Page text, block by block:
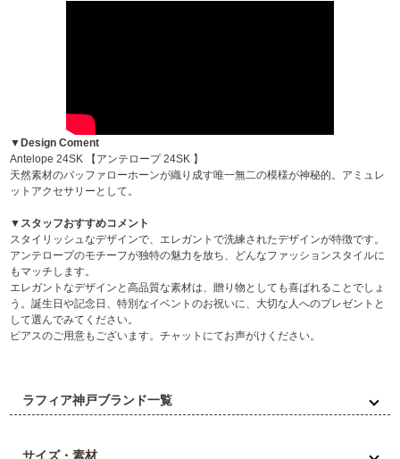
▼Design Coment
Antelope 24SK 【アンテロープ 24SK 】
天然素材のバッファローホーンが織り成す唯一無二の模様が神秘的。アミュレ
ットアクセサリーとして。
▼スタッフおすすめコメント
スタイリッシュなデザインで、エレガントで洗練されたデザインが特徴です。
アンテロープのモチーフが独特の魅力を放ち、どんなファッションスタイルに
もマッチします。
エレガントなデザインと高品質な素材は、贈り物としても喜ばれることでしょ
う。誕生日や記念日、特別なイベントのお祝いに、大切な人へのプレゼントと
して選んでみてください。
ピアスのご用意もございます。チャットにてお声がけください。
ラフィア神戸ブランド一覧
サイズ・素材